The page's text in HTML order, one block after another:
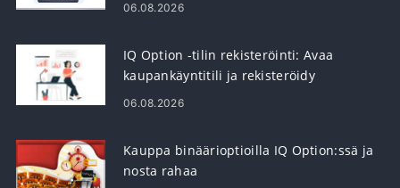
06.08.2026
IQ Option -tilin rekisteröinti: Avaa
kaupankäyntitili ja rekisteröidy
06.08.2026
Kauppa binäärioptioilla IQ Option:ssä ja
nosta rahaa